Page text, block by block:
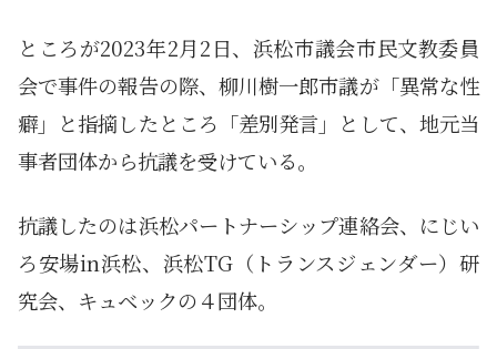
ところが2023年2月2日、浜松市議会市民文教委員
会で事件の報告の際、柳川樹一郎市議が「異常な性
癖」と指摘したところ「差別発言」として、地元当
事者団体から抗議を受けている。
抗議したのは浜松パートナーシップ連絡会、にじい
ろ安場in浜松、浜松TG（トランスジェンダー）研
究会、キュベックの４団体。